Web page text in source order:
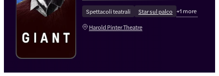
Spettacoli teatrali Star sul palco +1 more
Harold Pinter Theatre